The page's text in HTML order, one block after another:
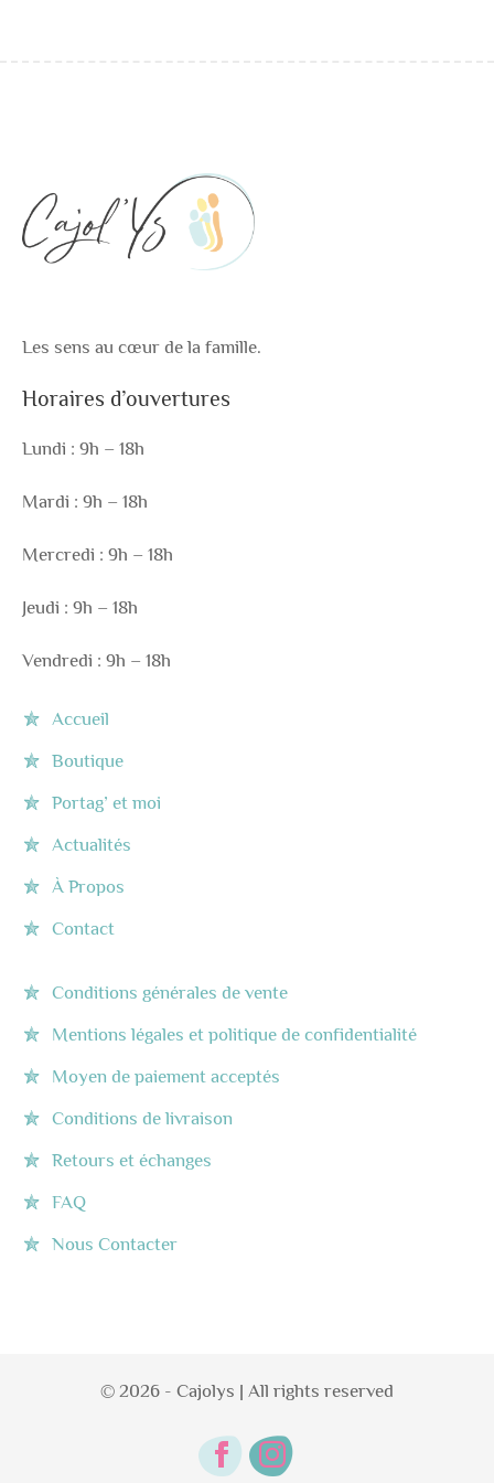
Les sens au cœur de la famille.
Horaires d’ouvertures
Lundi : 9h – 18h
Mardi : 9h – 18h
Mercredi : 9h – 18h
Jeudi : 9h – 18h
Vendredi : 9h – 18h
Accueil
Boutique
Portag’ et moi
Actualités
À Propos
Contact
Conditions générales de vente
Mentions légales et politique de confidentialité
Moyen de paiement acceptés
Conditions de livraison
Retours et échanges
FAQ
Nous Contacter
© 2026 - Cajolys | All rights reserved